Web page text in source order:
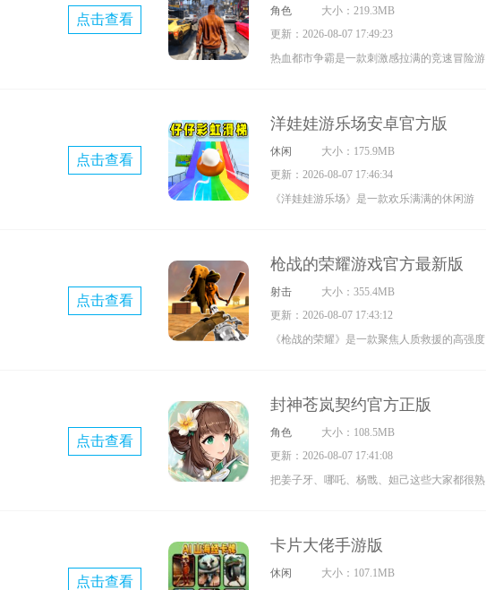
需要注意观察所有砖块的位置和距离，提前规
划移动路线，同时还要躲避对手的干扰或撞击
不留意就可能直接被对手击败。游戏的多人竞
技模式极具挑战性，随机匹配的对手会带来巨
大考验。玩家需要集中精力观察道路信息和对
手位置，灵活改变路线方向，也可以选择发起
点击查看
角色
大小：219.3MB
更新：2026-08-07 17:49:23
热血都市争霸是一款刺激感拉满的竞速冒险游
趁手的武器展开对抗。完成任务、获取奖励
后，玩家可以升级装备与外观，保障自己在冒
险时的安全。另外，游戏还设计了丰富的都市
点击查看
洋娃娃游乐场安卓官方版
休闲
大小：175.9MB
更新：2026-08-07 17:46:34
《洋娃娃游乐场》是一款欢乐满满的休闲游
险，探索不同场景收集海量物品，既能释放压
力，又能享受诸多精彩瞬间，让人兴奋不已，
玩起来简直快乐到飞起。
点击查看
枪战的荣耀游戏官方最新版
射击
大小：355.4MB
更新：2026-08-07 17:43:12
《枪战的荣耀》是一款聚焦人质救援的高强度
质的过程中与敌人展开激烈的枪战。游戏以多
视角切换、真实的弹道反馈和沉浸式的战场氛
围为亮点，为玩家带来融合策略部署与临场反
点击查看
封神苍岚契约官方正版
角色
大小：108.5MB
更新：2026-08-07 17:41:08
把姜子牙、哪吒、杨戬、妲己这些大家都很熟
设计展现出神话人物的独特魅力，还借助用心
打造的故事情节和炫酷的战斗画面，构建了一
点击查看
卡片大佬手游版
休闲
大小：107.1MB